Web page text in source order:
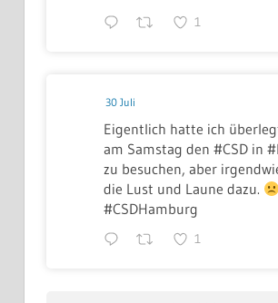
1
30 Juli
Eigentlich hatte ich
am Samstag den #CSD in
zu besuchen, aber
die Lust und Laune dazu.
#CSDHamburg
1